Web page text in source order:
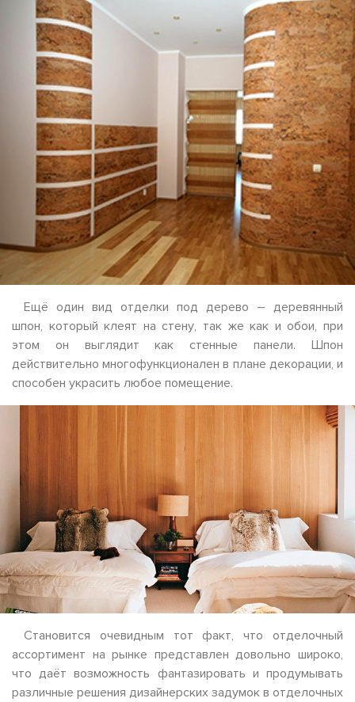
Ещё один вид отделки под дерево – деревянный
шпон, который клеят на стену, так же как и обои, при
этом он выглядит как стенные панели. Шпон
действительно многофункционален в плане декорации, и
способен украсить любое помещение.
Становится очевидным тот факт, что отделочный
ассортимент на рынке представлен довольно широко,
что даёт возможность фантазировать и продумывать
различные решения дизайнерских задумок в отделочных